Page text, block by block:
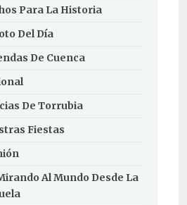
Para La Historia
Del Día
De Cuenca
De Torrubia
Fiestas
Al Mundo Desde La